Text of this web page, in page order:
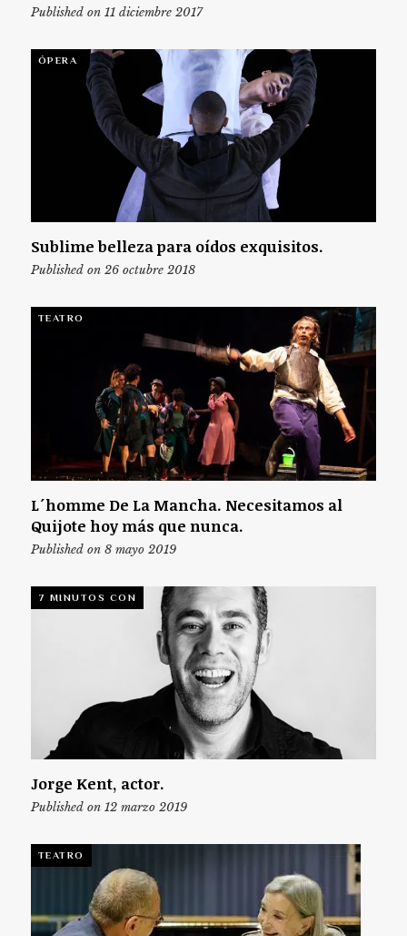
Published on 11 diciembre 2017
ÓPERA
Sublime belleza para oídos exquisitos.
Published on 26 octubre 2018
TEATRO
L´homme De La Mancha. Necesitamos al
Quijote hoy más que nunca.
Published on 8 mayo 2019
7 MINUTOS CON
Jorge Kent, actor.
Published on 12 marzo 2019
TEATRO